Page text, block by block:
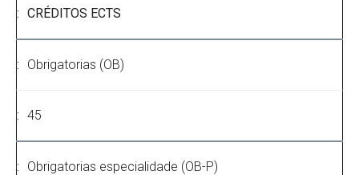
CRÉDITOS ECTS
Obrigatorias (OB)
45
Obrigatorias especialidade (OB-P)